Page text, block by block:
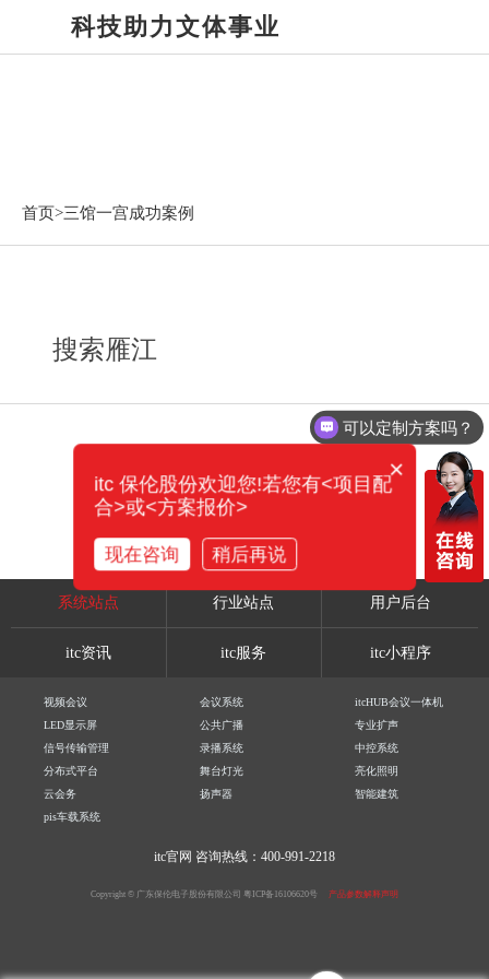
科技助力文体事业
首页>三馆一宫成功案例
搜索雁江
系统站点 行业站点 用户后台
itc资讯 itc服务 itc小程序
视频会议 会议系统
itcHUB会议一体机
LED显示屏
公共广播
专业扩声
信号传输管理
录播系统
中控系统
分布式平台
舞台灯光
亮化照明
云会务
扬声器
智能建筑
pis车载系统
itc官网 咨询热线：400-991-2218
Copyright © 广东保伦电子股份有限公司 粤ICP备16106620号 产品参数解释声明
可以定制方案吗？
×
itc 保伦股份欢迎您!若您有<项目配
合>或<方案报价>
现在咨询 稍后再说